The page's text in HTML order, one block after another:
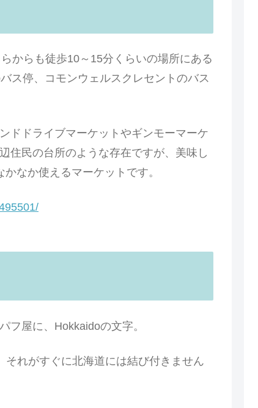
からも徒歩10～15分くらいの場所にある
ス停、コモンウェルスクレセントのバス
ドドライブマーケットやギンモーマーケ
住民の台所のような存在ですが、美味し
なか使えるマーケットです。
フ屋に、Hokkaidoの文字。
れがすぐに北海道には結び付きません